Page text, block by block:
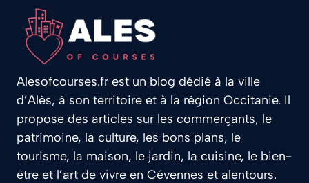
Alesofcourses.fr est un blog dédié à la ville
d’Alès, à son territoire et à la région Occitanie. Il
propose des articles sur les commerçants, le
patrimoine, la culture, les bons plans, le
tourisme, la maison, le jardin, la cuisine, le bien-
être et l’art de vivre en Cévennes et alentours.